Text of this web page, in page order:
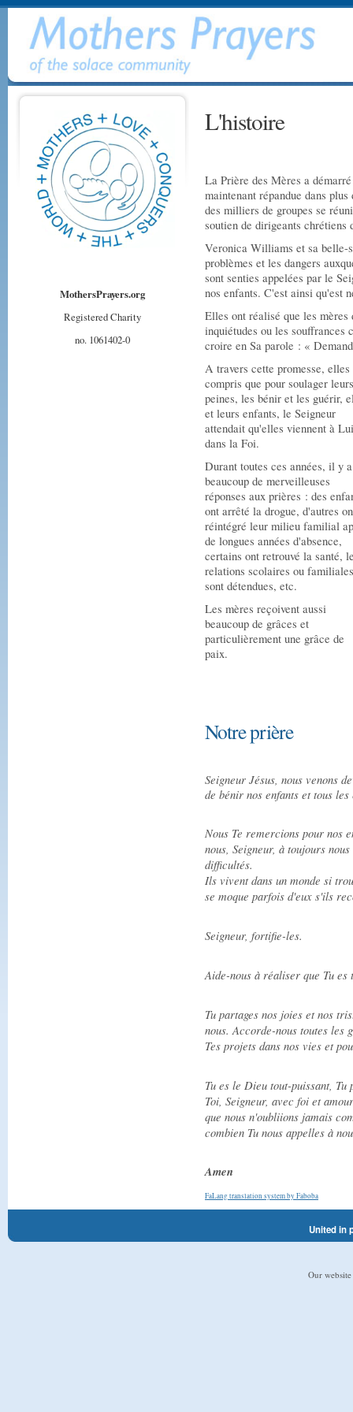
L'histoire
La Prière des Mères a
maintenant répandue dans
des milliers de groupes se
soutien de dirigeants chrétiens
Veronica Williams et sa belle-
problèmes et les dangers
sont senties appelées par le
nos enfants. C'est ainsi qu'est
Elles ont réalisé que les mères
inquiétudes ou les souffrances
croire en Sa parole : «
A travers cette promesse, elles
compris que pour soulager leurs
peines, les bénir et les guérir,
et leurs enfants, le Seigneur
attendait qu'elles viennent à Lui
dans la Foi.
Durant toutes ces années, il y
beaucoup de merveilleuses
réponses aux prières : des
ont arrêté la drogue, d'autres
réintégré leur milieu familial
de longues années d'absence,
certains ont retrouvé la santé,
relations scolaires ou
sont détendues, etc.
Les mères reçoivent aussi
beaucoup de grâces et
particulièrement une grâce de
paix.
Notre prière
Seigneur Jésus, nous venons
de bénir nos enfants et tous les
Nous Te remercions pour nos
nous, Seigneur, à toujours
difficultés.
Ils vivent dans un monde si
se moque parfois d'eux s'ils
Seigneur, fortifie-les.
Aide-nous à réaliser que Tu es
Tu partages nos joies et nos
nous. Accorde-nous toutes les
Tes projets dans nos vies et
Tu es le Dieu tout-puissant,
Toi, Seigneur, avec foi et
que nous n'oubliions jamais
combien Tu nous appelles à
Amen
FaLang translation system by Faboba
MothersPrayers.org
Registered Charity
no. 1061402-0
United in
Our